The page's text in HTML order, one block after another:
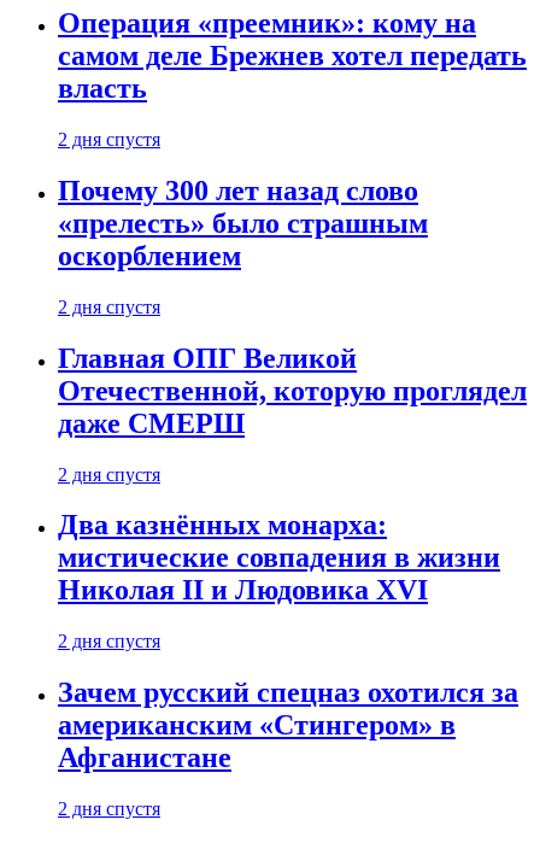
Операция «преемник»: кому на
самом деле Брежнев хотел передать
власть
2 дня спустя
Почему 300 лет назад слово
«прелесть» было страшным
оскорблением
2 дня спустя
Главная ОПГ Великой
Отечественной, которую проглядел
даже СМЕРШ
2 дня спустя
Два казнённых монарха:
мистические совпадения в жизни
Николая II и Людовика XVI
2 дня спустя
Зачем русский спецназ охотился за
американским «Стингером» в
Афганистане
2 дня спустя